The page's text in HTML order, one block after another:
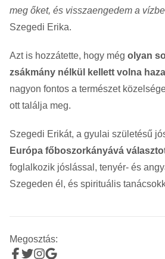
meg őket, és visszaengedem a
Szegedi Erika.
Azt is hozzátette, hogy még olyan
zsákmány nélkül kellett volna
nagyon fontos a természet
ott találja meg.
Szegedi Erikát, a gyulai születésű
Európa főboszorkányává
foglalkozik jóslással, tenyér- és
Szegeden él, és spirituális
Megosztás: